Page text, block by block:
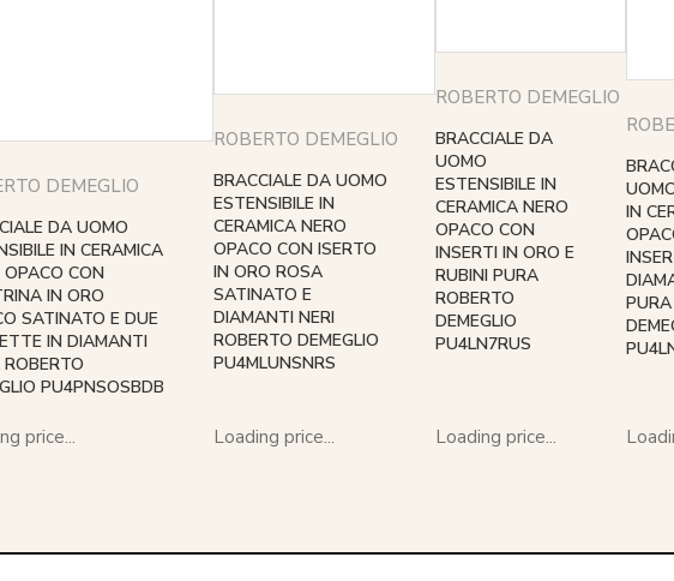
DEMEGLIO
DA UOMO
IN CERAMICA
OPACO CON
IN ORO
SATINATO E DUE
IN DIAMANTI
PU4PNSOSBDB
price...
ROBERTO DEMEGLIO
BRACCIALE DA UOMO
ESTENSIBILE IN
CERAMICA NERO
OPACO CON ISERTO
IN ORO ROSA
SATINATO E
DIAMANTI NERI
ROBERTO DEMEGLIO
PU4MLUNSNRS
Loading price...
ROBERTO DEMEGLIO
BRACCIALE DA
UOMO
ESTENSIBILE IN
CERAMICA NERO
OPACO CON
INSERTI IN ORO E
RUBINI PURA
ROBERTO
DEMEGLIO
PU4LN7RUS
Loading price...
IN